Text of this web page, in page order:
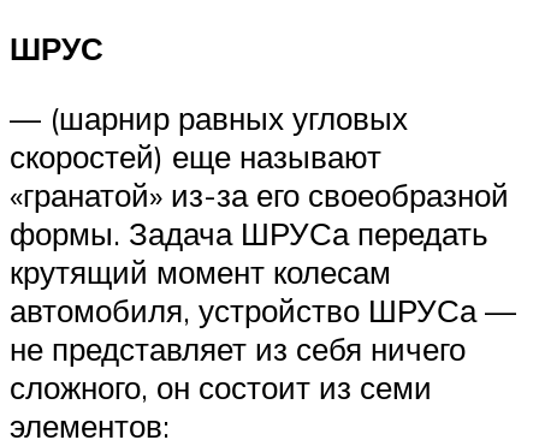
ШРУС
— (шарнир равных угловых
скоростей) еще называют
«гранатой» из-за его своеобразной
формы. Задача ШРУСа передать
крутящий момент колесам
автомобиля, устройство ШРУСа —
не представляет из себя ничего
сложного, он состоит из семи
элементов: